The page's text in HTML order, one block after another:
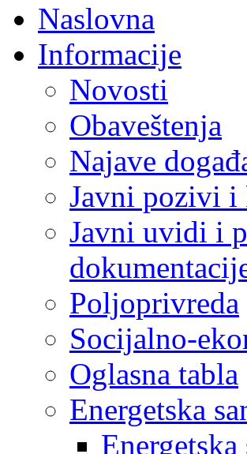
Naslovna
Informacije
Novosti
Obaveštenja
Najave
Javni pozivi i
Javni uvidi i
Poljoprivreda
Socijalno-
Oglasna tabla
Energetska